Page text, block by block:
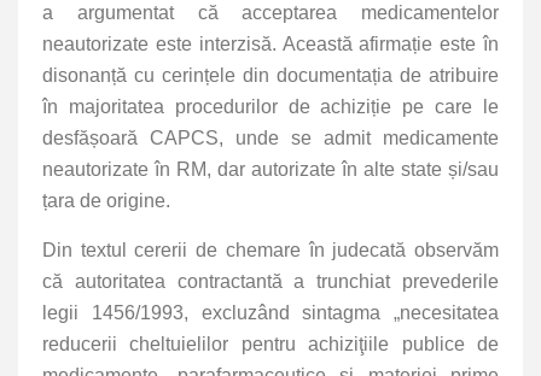
a argumentat că acceptarea medicamentelor
neautorizate este interzisă. Această afirmație este în
disonanță cu cerințele din documentația de atribuire
în majoritatea procedurilor de achiziție pe care le
desfășoară CAPCS, unde se admit medicamente
neautorizate în RM, dar autorizate în alte state și/sau
țara de origine.
Din textul cererii de chemare în judecată observăm
că autoritatea contractantă a trunchiat prevederile
legii 1456/1993, excluzând sintagma „necesitatea
reducerii cheltuielilor pentru achiziţiile publice de